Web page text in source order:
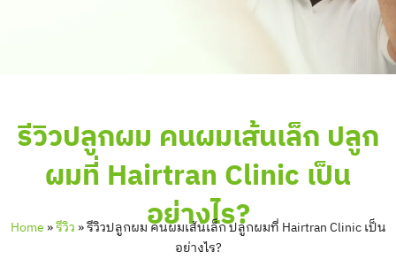
รีวิวปลูกผม คนผมเส้นเล็ก ปลูก
ผมที่ Hairtran Clinic เป็น
อย่างไร?
Home»รีวิว»รีวิวปลูกผม คนผมเส้นเล็ก ปลูกผมที่ Hairtran Clinic เป็น
อย่างไร?